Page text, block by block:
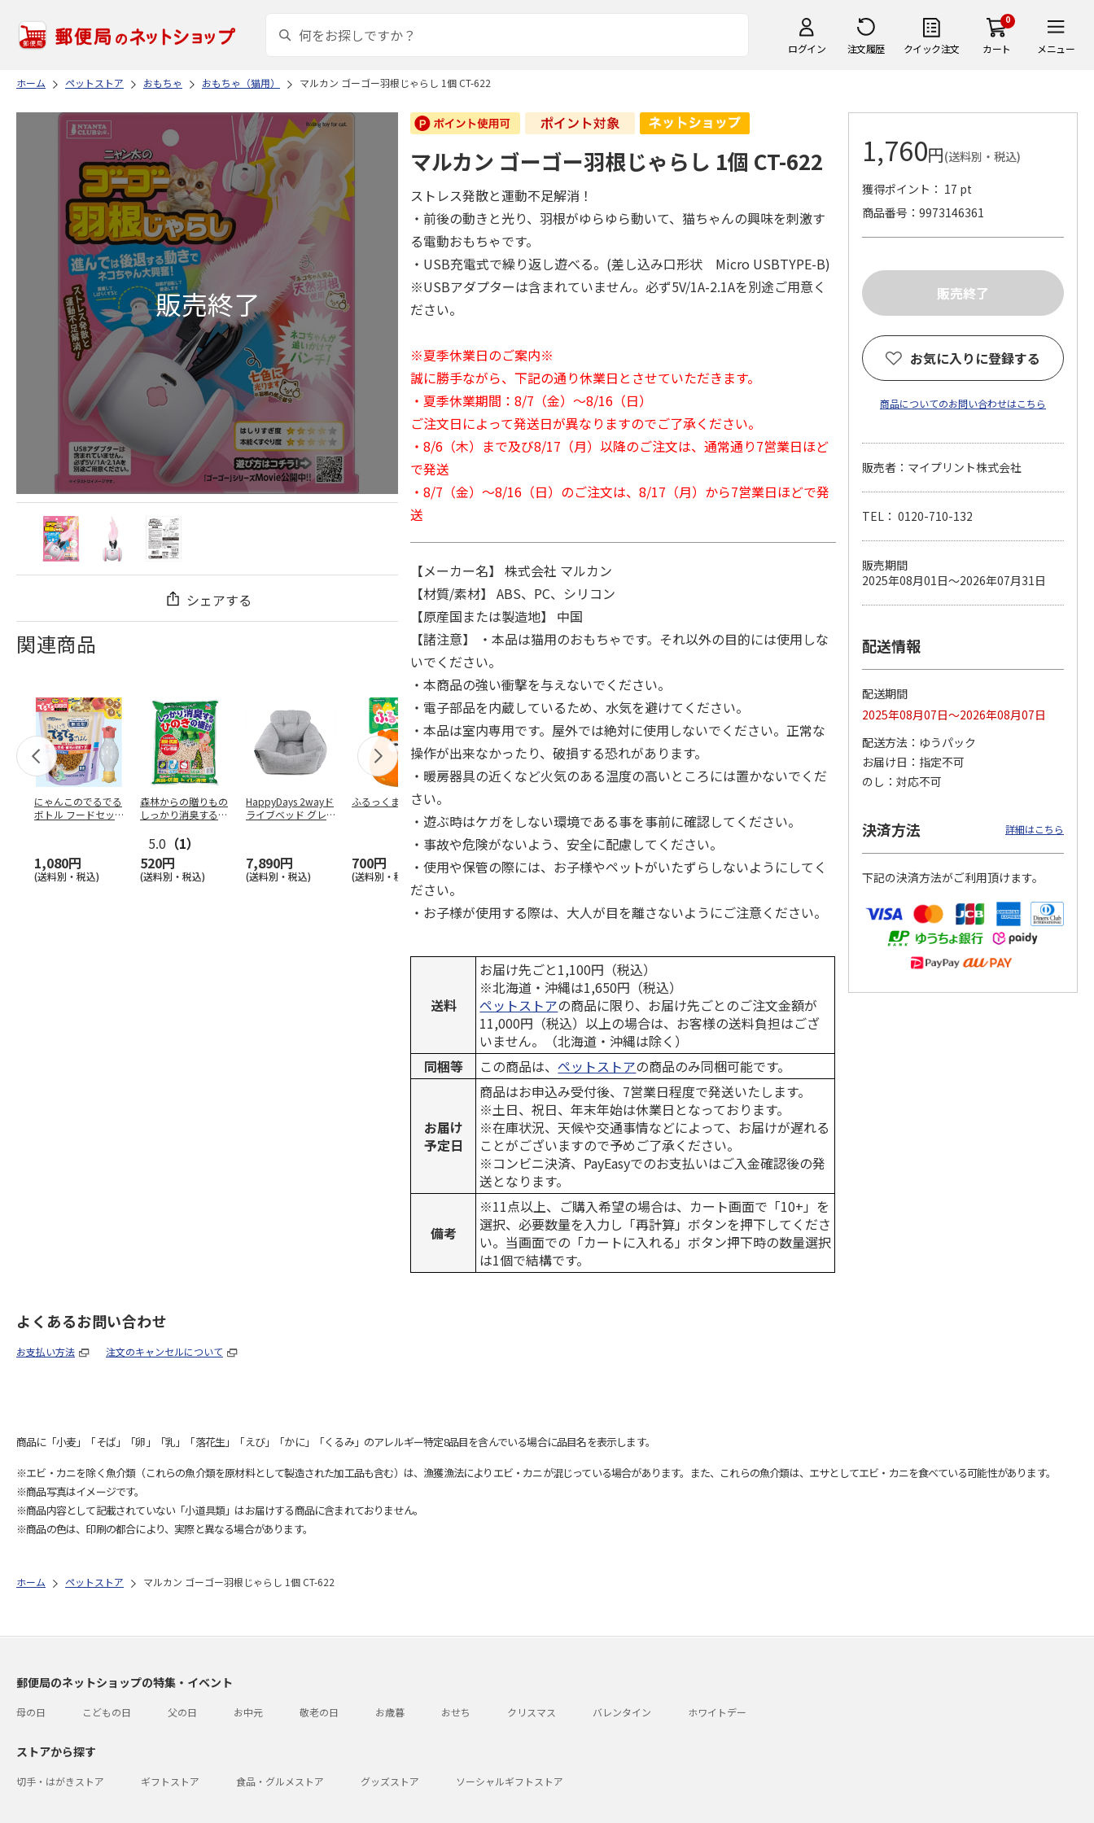
ログイン 注文履歴 クイック注文
0
カート メニュー
ホーム ペットストア おもちゃ おもちゃ（猫用） マルカン ゴーゴー羽根じゃらし 1個 CT-622
シェアする
関連商品
にゃんこのでるでる
ボトル フードセッ
1,080円
(送料別・税込)
森林からの贈りもの
しっかり消臭するひ
5.0 （1）
520円
(送料別・税込)
HappyDays 2wayド
ライブベッド グレ
7,890円
(送料別・税込)
ふるっくま みかん
700円
(送料別・税込)
らない消臭・抗菌サ
ンド 4L
1,320円
(送料別・税込)
をとる砂専用 猫ト
イレ ナチュラルグ
レー
1,550円
(送料別・税込)
ムデンタルコーン
ぐるぐるボーン型 S
…
470円
(送料別・税込)
チ 健康に育つ子ね
こ用 まぐろ・かつ
120円
(送料別・税込)
ローラルの香り
(送料別・税込)
えBOX とりささ…
(送料別・税込)
マルカン ゴーゴー羽根じゃらし 1個 CT-622
ストレス発散と運動不足解消！
・前後の動きと光り、羽根がゆらゆら動いて、猫ちゃんの興味を刺激す
る電動おもちゃです。
・USB充電式で繰り返し遊べる。(差し込み口形状 Micro USBTYPE-B)
※USBアダプターは含まれていません。必ず5V/1A-2.1Aを別途ご用意く
ださい。
※夏季休業日のご案内※
誠に勝手ながら、下記の通り休業日とさせていただきます。
・夏季休業期間：8/7（金）～8/16（日）
ご注文日によって発送日が異なりますのでご了承ください。
・8/6（木）まで及び8/17（月）以降のご注文は、通常通り7営業日ほど
で発送
・8/7（金）～8/16（日）のご注文は、8/17（月）から7営業日ほどで発
送
【メーカー名】 株式会社 マルカン
【材質/素材】 ABS、PC、シリコン
【原産国または製造地】 中国
【諸注意】 ・本品は猫用のおもちゃです。それ以外の目的には使用しな
いでください。
・本商品の強い衝撃を与えないでください。
・電子部品を内蔵しているため、水気を避けてください。
・本品は室内専用です。屋外では絶対に使用しないでください。正常な
操作が出来なかったり、破損する恐れがあります。
・暖房器具の近くなど火気のある温度の高いところには置かないでくだ
さい。
・遊ぶ時はケガをしない環境である事を事前に確認してください。
・事故や危険がないよう、安全に配慮してください。
・使用や保管の際には、お子様やペットがいたずらしないようにしてく
ださい。
・お子様が使用する際は、大人が目を離さないようにご注意ください。
送料
お届け先ごと1,100円（税込）
※北海道・沖縄は1,650円（税込）
ペットストアの商品に限り、お届け先ごとのご注文金額が
11,000円（税込）以上の場合は、お客様の送料負担はござ
いません。（北海道・沖縄は除く）
同梱等
この商品は、ペットストアの商品のみ同梱可能です。
お届け
予定日
商品はお申込み受付後、7営業日程度で発送いたします。
※土日、祝日、年末年始は休業日となっております。
※在庫状況、天候や交通事情などによって、お届けが遅れる
ことがございますので予めご了承ください。
※コンビニ決済、PayEasyでのお支払いはご入金確認後の発
送となります。
備考
※11点以上、ご購入希望の場合は、カート画面で「10+」を
選択、必要数量を入力し「再計算」ボタンを押下してくださ
い。当画面での「カートに入れる」ボタン押下時の数量選択
は1個で結構です。
1,760円(送料別・税込)
獲得ポイント： 17 pt
商品番号
9973146361
お気に入りに登録する
商品についてのお問い合わせはこちら
販売者：マイプリント株式会社
TEL： 0120-710-132
販売期間
2025年08月01日～2026年07月31日
配送情報
配送期間
2025年08月07日～2026年08月07日
配送方法
ゆうパック
お届け日
指定不可
のし
対応不可
決済方法 詳細はこちら
下記の決済方法がご利用頂けます。
よくあるお問い合わせ
お支払い方法 注文のキャンセルについて
商品に「小麦」「そば」「卵」「乳」「落花生」「えび」「かに」「くるみ」のアレルギー特定8品目を含んでいる場合に品目名を表示します。
※エビ・カニを除く魚介類（これらの魚介類を原材料として製造された加工品も含む）は、漁獲漁法によりエビ・カニが混じっている場合があります。また、これらの魚介類は、エサとしてエビ・カニを食べている可能性があります。
※商品写真はイメージです。
※商品内容として記載されていない「小道具類」はお届けする商品に含まれておりません。
※商品の色は、印刷の都合により、実際と異なる場合があります。
ホーム ペットストア マルカン ゴーゴー羽根じゃらし 1個 CT-622
郵便局のネットショップの特集・イベント
母の日 こどもの日 父の日 お中元 敬老の日 お歳暮 おせち クリスマス バレンタイン ホワイトデー
ストアから探す
切手・はがきストア ギフトストア 食品・グルメストア グッズストア ソーシャルギフトストア